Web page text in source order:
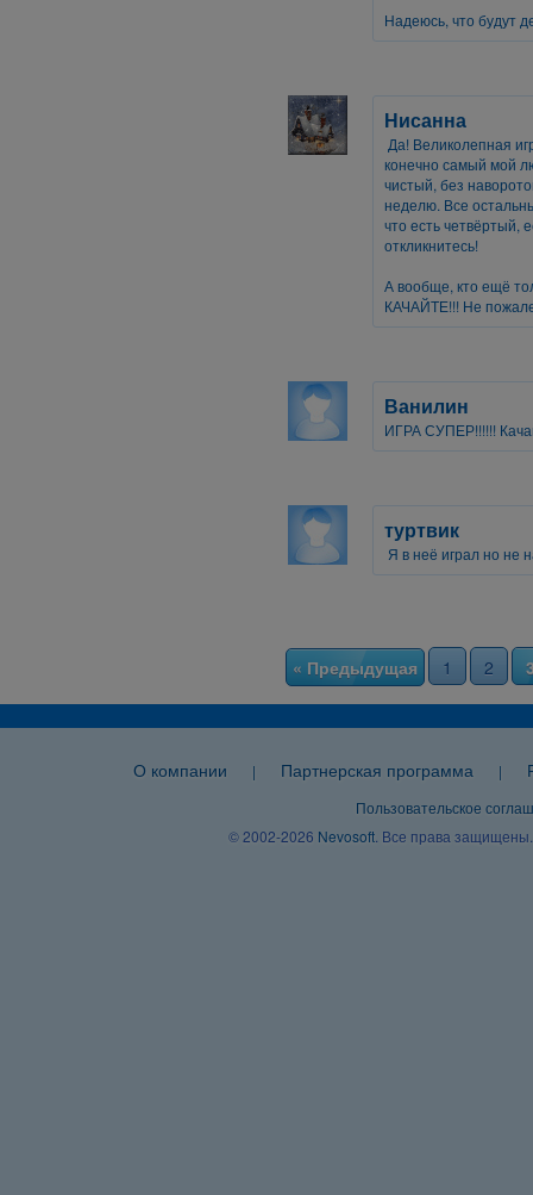
Надеюсь, что будут
Нисанна
Да! Великолепная
конечно самый мой
чистый, без
неделю. Все
что есть четвёртый,
откликнитесь!
А вообще, кто ещё
КАЧАЙТЕ!!! Не
Ванилин
ИГРА СУПЕР!!!!!!
туртвик
Я в неё играл но не
« Предыдущая 1 2
О компании | Партнерская программа |
Пользовательское
© 2002-2026 Nevosoft . Все права защищены